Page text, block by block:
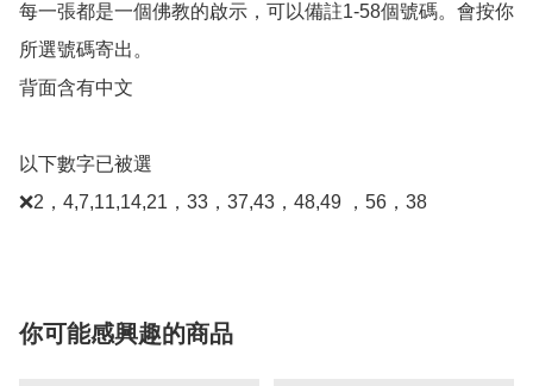
每一張都是一個佛教的啟示，可以備註1-58個號碼。會按你
所選號碼寄出。
背面含有中文
以下數字已被選
❌2，4,7,11,14,21，33，37,43，48,49 ，56，38
你可能感興趣的商品